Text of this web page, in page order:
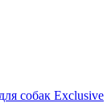
собак Exclusive